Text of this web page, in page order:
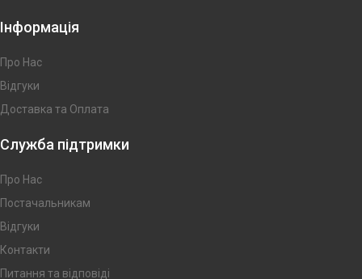
Інформація
Про Нас
Відгуки
Доставка та Оплата
Служба підтримки
Про Нас
Постачальникам
Відгуки
Контакти
Питання та відповіді